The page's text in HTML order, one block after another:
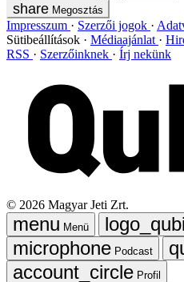
Megosztás
Impresszum Szerzői jogok
Sütibeállítások
Médiaajánlat
RSS
Szerzőinknek Írj nekünk
© 2026 Magyar Jeti Zrt.
Menü
Podcast
Profil